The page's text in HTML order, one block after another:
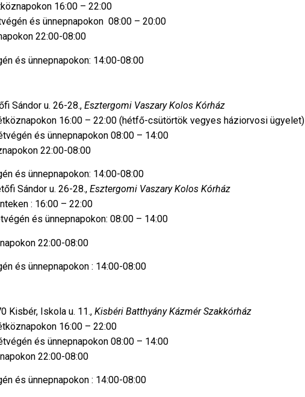
16:00 – 22:00
08:00 – 20:00
22:00-08:00
14:00-08:00
Sándor u. 26-28., Esztergomi Vaszary Kolos Kórház
– 22:00 (hétfő-csütörtök vegyes háziorvosi ügyelet)
08:00 – 14:00
22:00-08:00
14:00-08:00
Sándor u. 26-28., Esztergomi Vaszary Kolos Kórház
16:00 – 22:00
08:00 – 14:00
22:00-08:00
: 14:00-08:00
Kisbér, Iskola u. 11., Kisbéri Batthyány Kázmér Szakkórház
16:00 – 22:00
08:00 – 14:00
22:00-08:00
: 14:00-08:00